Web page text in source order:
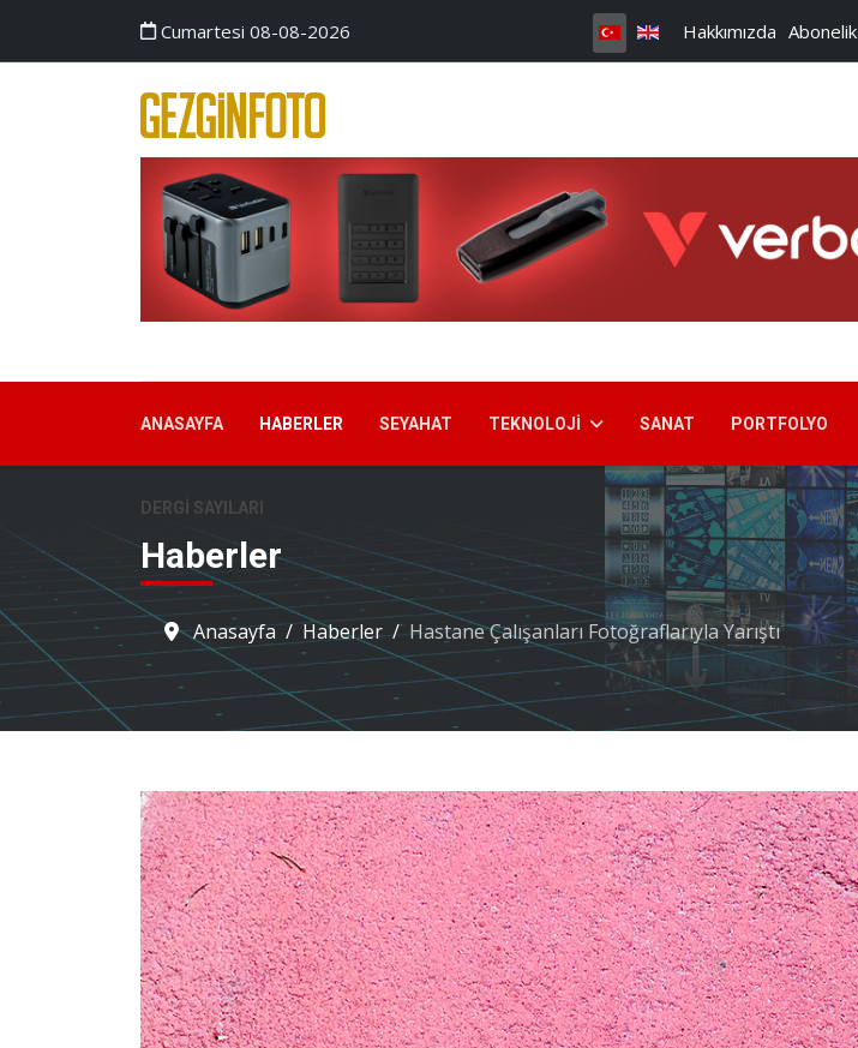
Cumartesi 08-08-2026 Hakkımızda Abonelik
ANASAYFA HABERLER SEYAHAT TEKNOLOJI SANAT PORTFOLYO
DERGI SAYILARI
Haberler
Anasayfa Haberler Hastane Çalışanları Fotoğraflarıyla Yarıştı